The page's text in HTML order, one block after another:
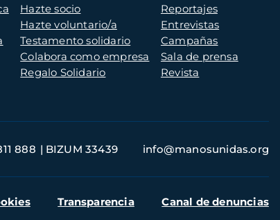
Hazte socio
Hazte voluntario/a
Testamento solidario
Colabora como empresa
Regalo Solidario
Reportajes
Entrevistas
Campañas
Sala de prensa
Revista
888 BIZUM 33439 info@manosunidas.org
Transparencia Canal de denuncias